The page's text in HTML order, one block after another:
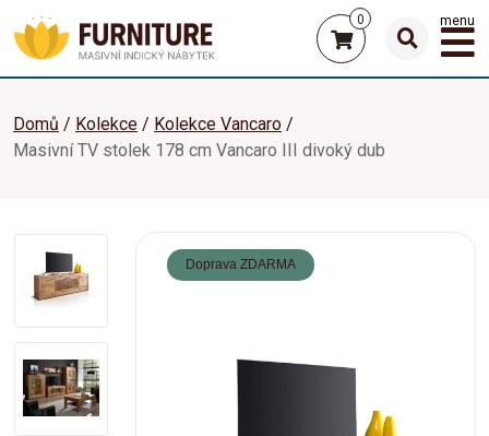
0 menu
Domů Kolekce
Kolekce Vancaro
Masivní TV stolek 178 cm Vancaro III divoký dub
Doprava ZDARMA